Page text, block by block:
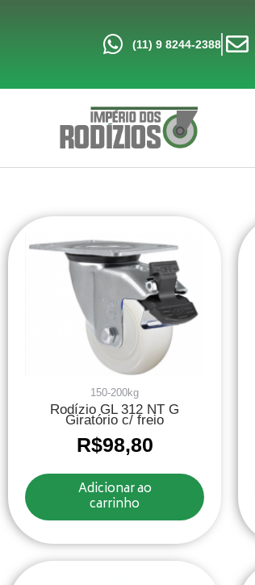
(11) 9 8244-2388
150-200kg
Rodízio GL 312 NT G
Giratório c/ freio
R$98,80
Adicionar ao
carrinho